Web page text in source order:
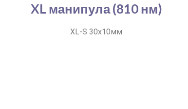
XL манипула (810 нм)
XL-S 30х10мм